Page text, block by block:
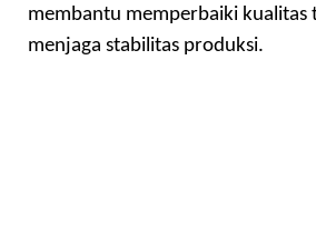
membantu memperbaiki kualitas
menjaga stabilitas produksi.